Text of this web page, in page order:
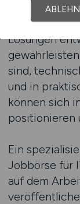
Bedeutung.
Fachkräfte,
Lösungen
sind,
und in
können sich
positionieren
Ein
Jobbörse für
auf dem